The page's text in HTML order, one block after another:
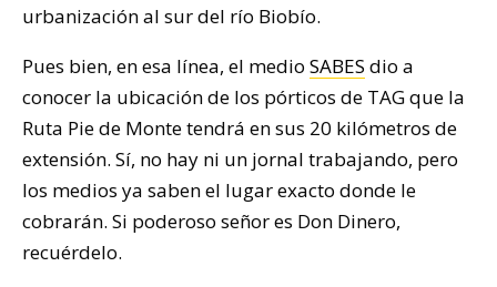
urbanización al sur del río Biobío.
Pues bien, en esa línea, el medio SABES dio a
conocer la ubicación de los pórticos de TAG que la
Ruta Pie de Monte tendrá en sus 20 kilómetros de
extensión. Sí, no hay ni un jornal trabajando, pero
los medios ya saben el lugar exacto donde le
cobrarán. Si poderoso señor es Don Dinero,
recuérdelo.